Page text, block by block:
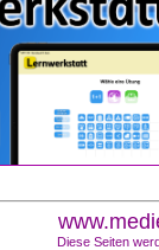
Diese Seiten